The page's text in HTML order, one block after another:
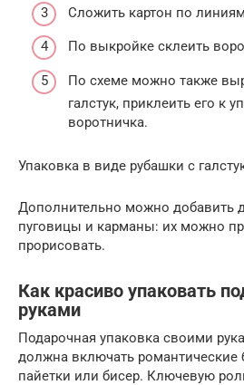
Сложить картон по
По выкройке склеить
По схеме можно также
галстук, приклеить его к
воротничка.
Упаковка в виде рубашки с
Дополнительно можно добавить
пуговицы и карманы: их можно
прорисовать.
Как красиво упаковать
руками
Подарочная упаковка своими
должна включать романтические
пайетки или бисер. Ключевую